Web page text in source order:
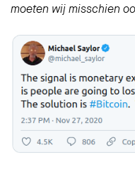
moeten wij misschien